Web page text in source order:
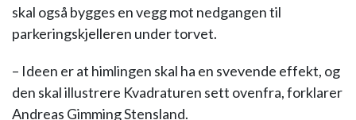
skal også bygges en vegg mot nedgangen til
parkeringskjelleren under torvet.
– Ideen er at himlingen skal ha en svevende effekt, og
den skal illustrere Kvadraturen sett ovenfra, forklarer
Andreas Gimming Stensland.